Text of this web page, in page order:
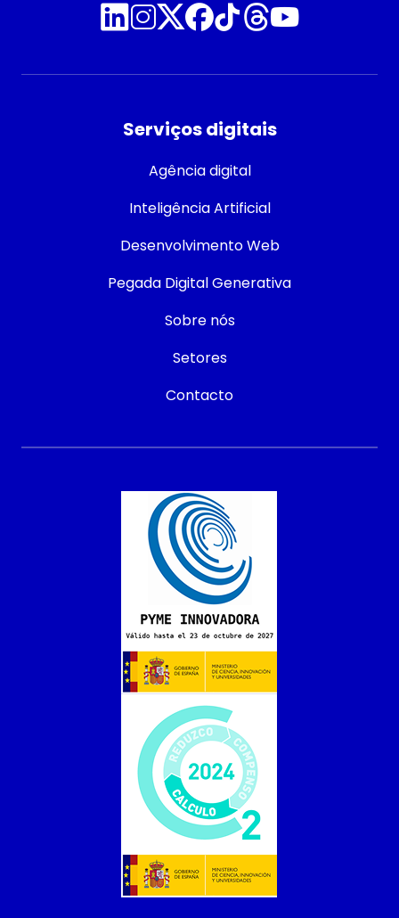
Serviços digitais
Agência digital
Inteligência Artificial
Desenvolvimento Web
Pegada Digital Generativa
Sobre nós
Setores
Contacto